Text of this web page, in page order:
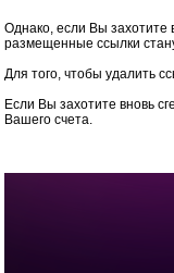
Однако, если Вы захотите
размещенные ссылки
Для того, чтобы удалить
Если Вы захотите вновь
Вашего счета.